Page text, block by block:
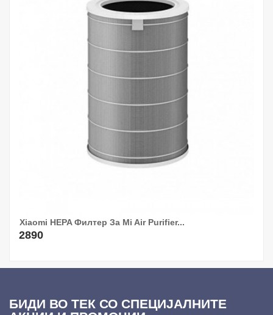
Xiaomi HEPA Филтер За Mi Air Purifier...
2890
БИДИ ВО ТЕК СО СПЕЦИЈАЛНИТЕ